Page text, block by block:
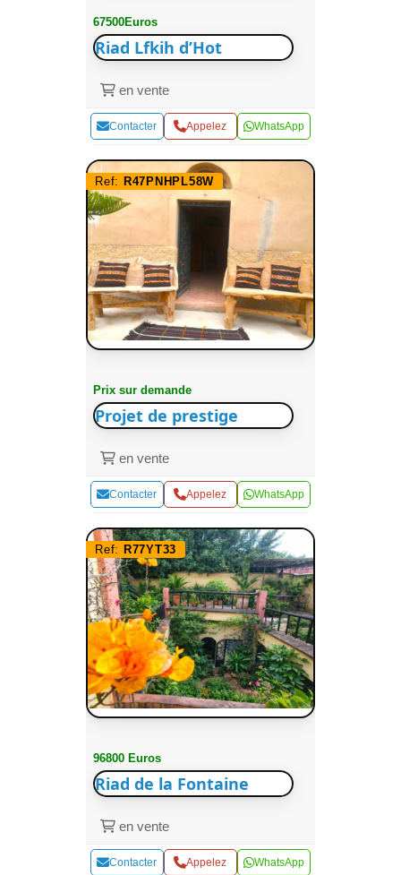
67500Euros
Riad Lfkih d’Hot
en vente
Contacter Appelez WhatsApp
Ref: R47PNHPL58W
Prix sur demande
Projet de prestige
en vente
Contacter Appelez WhatsApp
Ref: R77YT33
96800 Euros
Riad de la Fontaine
en vente
Contacter Appelez WhatsApp